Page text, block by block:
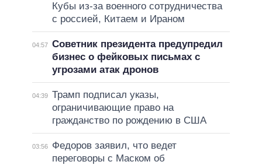
Кубы из-за военного сотрудничества
с россией, Китаем и Ираном
04:57 Советник президента предупредил
бизнес о фейковых письмах с
угрозами атак дронов
04:39 Трамп подписал указы,
ограничивающие право на
гражданство по рождению в США
03:56
Федоров заявил, что ведет
переговоры с Маском об